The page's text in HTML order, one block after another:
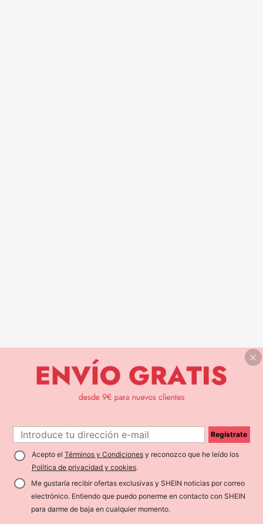
Regístrate
Acepto el Términos y Condicionesy reconozco que he leído los
Política de privacidad y cookies.
Me gustaría recibir ofertas exclusivas y SHEIN noticias por correo
electrónico. Entiendo que puedo ponerme en contacto con SHEIN
para darme de baja en cualquier momento.